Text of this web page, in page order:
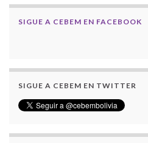
SIGUE A CEBEM EN FACEBOOK
SIGUE A CEBEM EN TWITTER